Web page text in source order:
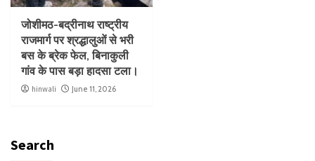
जोशीमठ-बद्रीनाथ राष्ट्रीय
राजमार्ग पर श्रद्धालुओं से भरी
बस के ब्रेक फेल, बिनाकुली
गांव के पास बड़ा हादसा टला।
hinwali June 11, 2026
Search